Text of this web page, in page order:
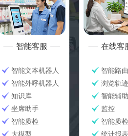
智能客服
智能文本机器人
智能外呼机器人
知识库
坐席助手
智能质检
大模型
在线客
智能路
浏览轨
智能辅
监控
智能质
统计报